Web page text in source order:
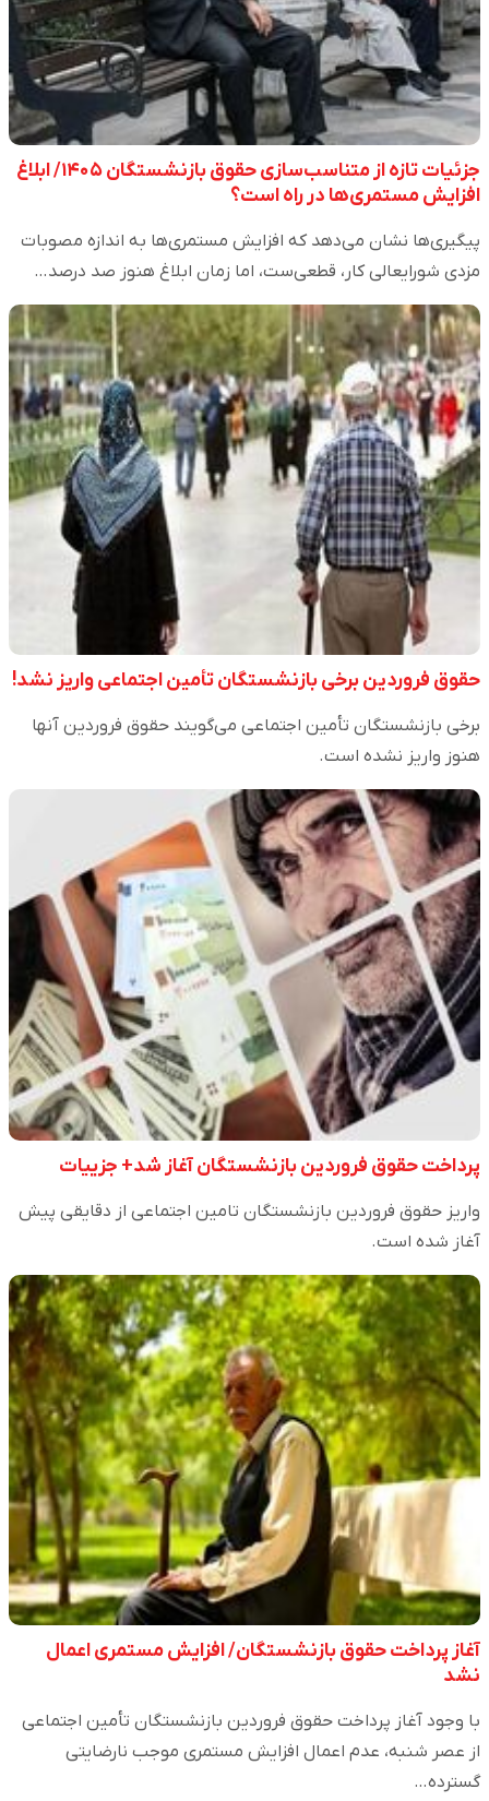
جزئیات تازه از متناسب‌سازی حقوق بازنشستگان ۱۴۰۵/ ابلاغ
افزایش مستمری‌ها در راه است؟
پیگیری‌ها نشان می‌دهد که افزایش مستمری‌ها به اندازه مصوبات
مزدی شورایعالی کار، قطعی‌ست، اما زمان ابلاغ هنوز صد درصد…
حقوق فروردین برخی بازنشستگان تأمین اجتماعی واریز نشد!
برخی بازنشستگان تأمین اجتماعی می‌گویند حقوق فروردین آنها
هنوز واریز نشده است.
پرداخت حقوق فروردین بازنشستگان آغاز شد+ جزییات
واریز حقوق فروردین بازنشستگان تامین اجتماعی از دقایقی پیش
آغاز شده است.
آغاز پرداخت حقوق بازنشستگان/ افزایش مستمری اعمال
نشد
با وجود آغاز پرداخت حقوق فروردین بازنشستگان تأمین اجتماعی
از عصر شنبه، عدم اعمال افزایش مستمری موجب نارضایتی
گسترده…